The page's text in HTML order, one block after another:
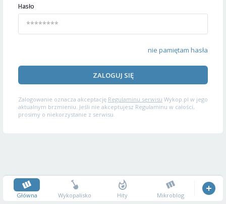
Hasło
nie pamiętam hasła
ZALOGUJ SIĘ
Zalogowanie oznacza akceptację Regulaminu serwisu Wykop.pl w jego
aktualnym brzmieniu. Jeśli nie akceptujesz Regulaminu w całości,
prosimy o niekorzystanie z serwisu.
Główna Wykopalisko Hity Mikroblog